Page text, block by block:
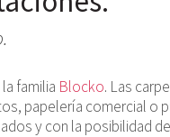
familia Blocko. Las
papelería comercial o
y con la posibilidad